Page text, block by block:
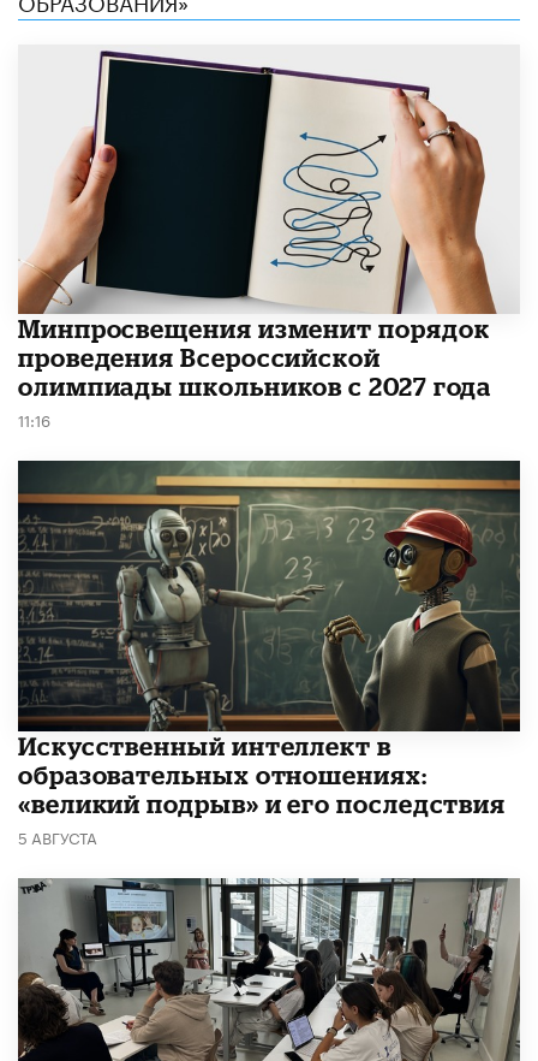
Минпросвещения изменит порядок
проведения Всероссийской
олимпиады школьников с 2027 года
11:16
​Искусственный интеллект в
образовательных отношениях:
«великий подрыв» и его последствия
5 АВГУСТА